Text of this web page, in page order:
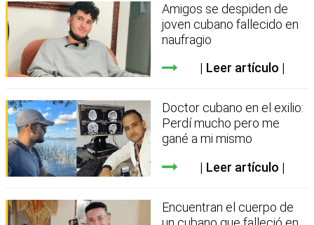
Amigos se despiden de
joven cubano fallecido en
naufragio
Leer artículo
Doctor cubano en el exilio:
Perdí mucho pero me
gané a mi mismo
Leer artículo
Encuentran el cuerpo de